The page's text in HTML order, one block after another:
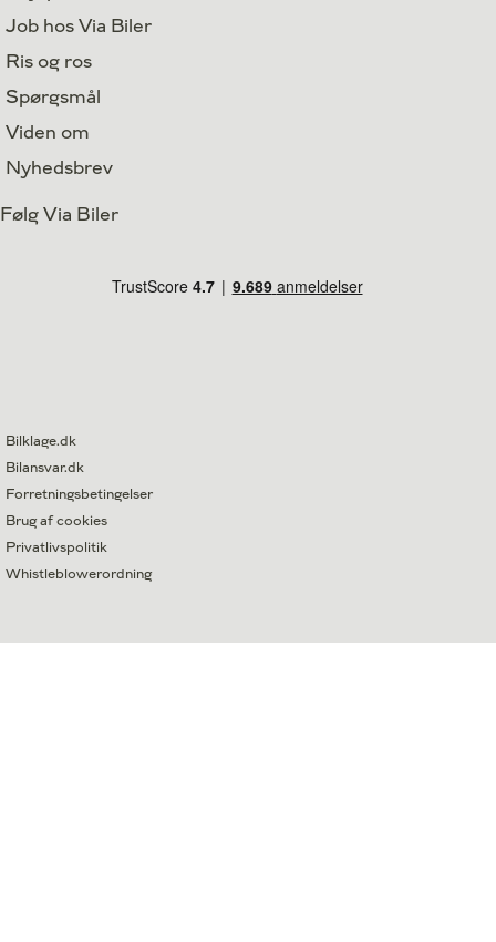
Job hos Via Biler
Ris og ros
Spørgsmål
Viden om
Nyhedsbrev
Følg Via Biler
Bilklage.dk
Bilansvar.dk
Forretningsbetingelser
Brug af cookies
Privatlivspolitik
Whistleblowerordning